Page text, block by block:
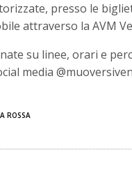
presso le
attraverso la AVM
su linee, orari e
media
ROSSA